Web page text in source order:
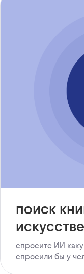
поиск
спросите ИИ
спросили бы у